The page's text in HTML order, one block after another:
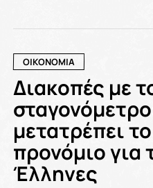
ΟΙΚΟΝΟΜΙΑ
Διακοπές με
μετατρέπει
προνόμιο για
Έλληνες